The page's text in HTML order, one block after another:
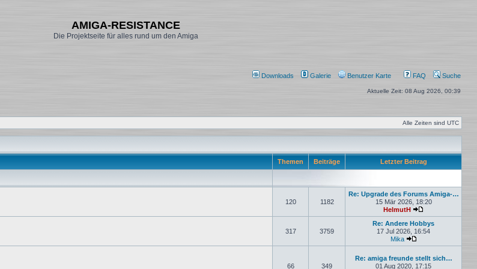
AMIGA-RESISTANCE
Die Projektseite für alles rund um den Amiga
Downloads Galerie Benutzer Karte FAQ Suche
Aktuelle Zeit: 08 Aug 2026, 00:39
Alle Zeiten sind UTC
Themen Beiträge Letzter Beitrag
120 1182
Re: Upgrade des Forums Amiga-…
15 Mär 2026, 18:20
HelmutH
Neuester Beitrag
317 3759
Re: Andere Hobbys
17 Jul 2026, 16:54
Mika
Neuester Beitrag
66 349
Re: amiga freunde stellt sich…
01 Aug 2020, 17:15